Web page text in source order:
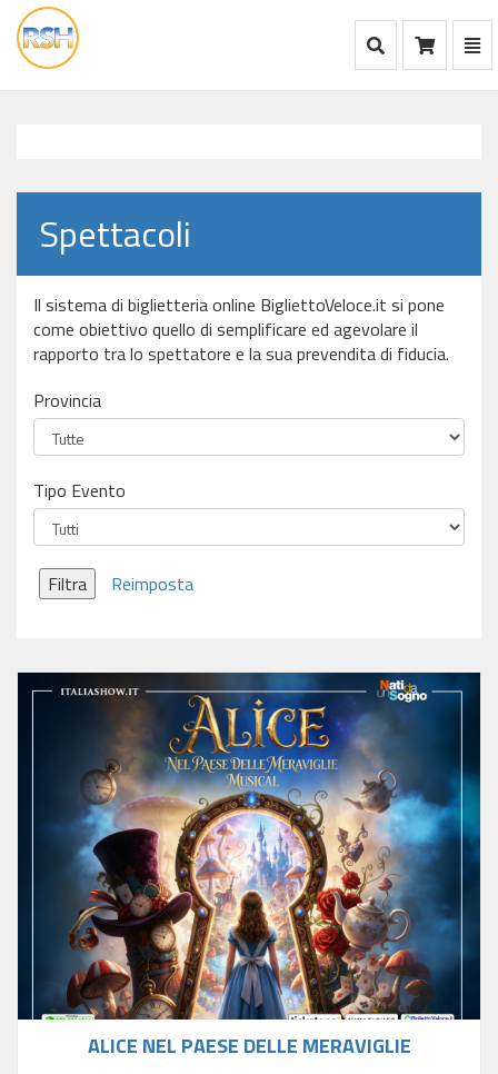
vai
alla
Mostra Ricerca
Spettacoli
Il sistema di biglietteria online BigliettoVeloce.it si pone
come obiettivo quello di semplificare ed agevolare il
rapporto tra lo spettatore e la sua prevendita di fiducia.
Provincia
Tipo Evento
Filtra Reimposta
ALICE NEL PAESE DELLE MERAVIGLIE